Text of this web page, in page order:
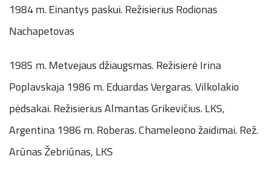
1984 m. Einantys paskui. Režisierius Rodionas
Nachapetovas
1985 m. Metvejaus džiaugsmas. Režisierė Irina
Poplavskaja 1986 m. Eduardas Vergaras. Vilkolakio
pėdsakai. Režisierius Almantas Grikevičius. LKS,
Argentina 1986 m. Roberas. Chameleono žaidimai. Rež.
Arūnas Žebriūnas, LKS